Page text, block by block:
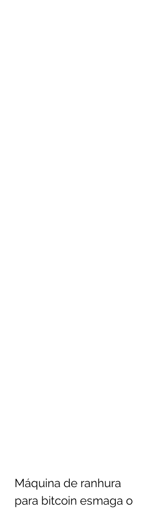
Máquina de ranhura
para bitcoin esmaga o